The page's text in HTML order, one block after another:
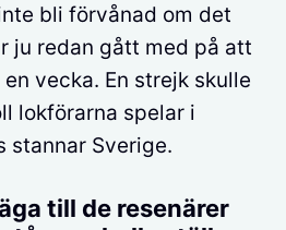
bli förvånad om det
ju redan gått med på att
vecka. En strejk skulle
lokförarna spelar i
stannar Sverige.
till de resenärer